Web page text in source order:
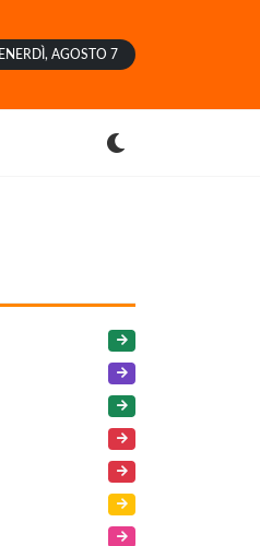
AGOSTO 7